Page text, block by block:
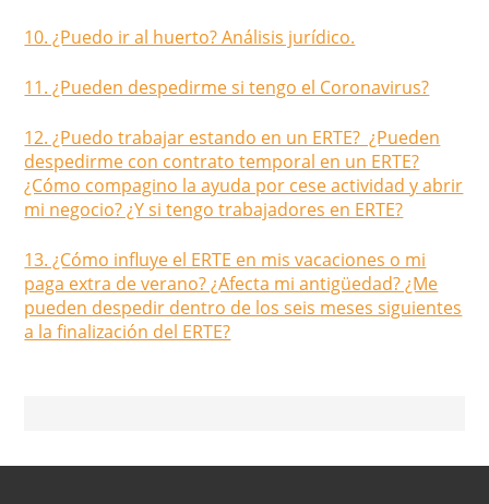
10. ¿Puedo ir al huerto? Análisis jurídico.
11. ¿Pueden despedirme si tengo el Coronavirus?
12. ¿Puedo trabajar estando en un ERTE? ¿Pueden
despedirme con contrato temporal en un ERTE?
¿Cómo compagino la ayuda por cese actividad y abrir
mi negocio? ¿Y si tengo trabajadores en ERTE?
13. ¿Cómo influye el ERTE en mis vacaciones o mi
paga extra de verano? ¿Afecta mi antigüedad? ¿Me
pueden despedir dentro de los seis meses siguientes
a la finalización del ERTE?